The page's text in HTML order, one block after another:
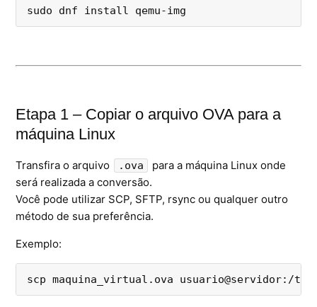
sudo dnf install qemu-img
Etapa 1 – Copiar o arquivo OVA para a
máquina Linux
Transfira o arquivo .ova
para a máquina Linux onde
será realizada a conversão.
Você pode utilizar SCP, SFTP, rsync ou qualquer outro
método de sua preferência.
Exemplo:
scp maquina_virtual.ova usuario@servidor:/tmp